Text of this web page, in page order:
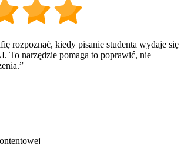
rozpoznać, kiedy pisanie studenta wydaje się
To narzędzie pomaga to poprawić, nie